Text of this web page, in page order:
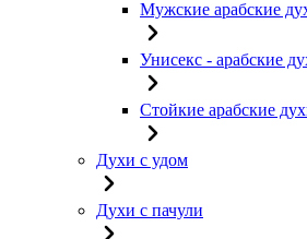
Мужские арабские
Унисекс - арабские
Стойкие арабские
Духи с удом
Духи с пачули